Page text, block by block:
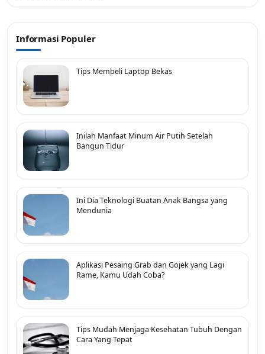
Informasi Populer
Tips Membeli Laptop Bekas
Inilah Manfaat Minum Air Putih Setelah
Bangun Tidur
Ini Dia Teknologi Buatan Anak Bangsa yang
Mendunia
Aplikasi Pesaing Grab dan Gojek yang Lagi
Rame, Kamu Udah Coba?
Tips Mudah Menjaga Kesehatan Tubuh Dengan
Cara Yang Tepat